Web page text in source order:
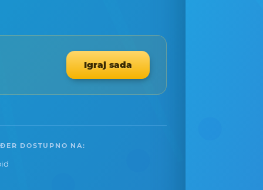
Igraj sada
DOSTUPNO NA: